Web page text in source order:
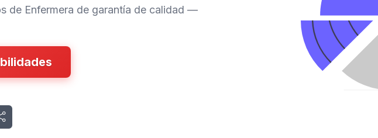
de Enfermera de garantía de calidad —